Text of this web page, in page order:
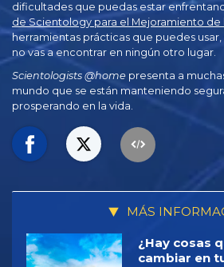
dificultades que puedas estar
de Scientology para el Mejoramiento de
herramientas prácticas que puedes
no vas a encontrar en ningún otro lugar.
Scientologists @home presenta a
mundo que se están manteniendo
prosperando en la vida.
MÁS
¿Hay cosas
cambiar en